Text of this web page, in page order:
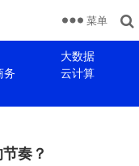
大数据
务
云计算
菜单
奏？